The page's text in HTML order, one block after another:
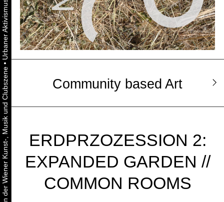
•
Community based Art
ERDPRZOZESSION 2:
EXPANDED GARDEN //
COMMON ROOMS